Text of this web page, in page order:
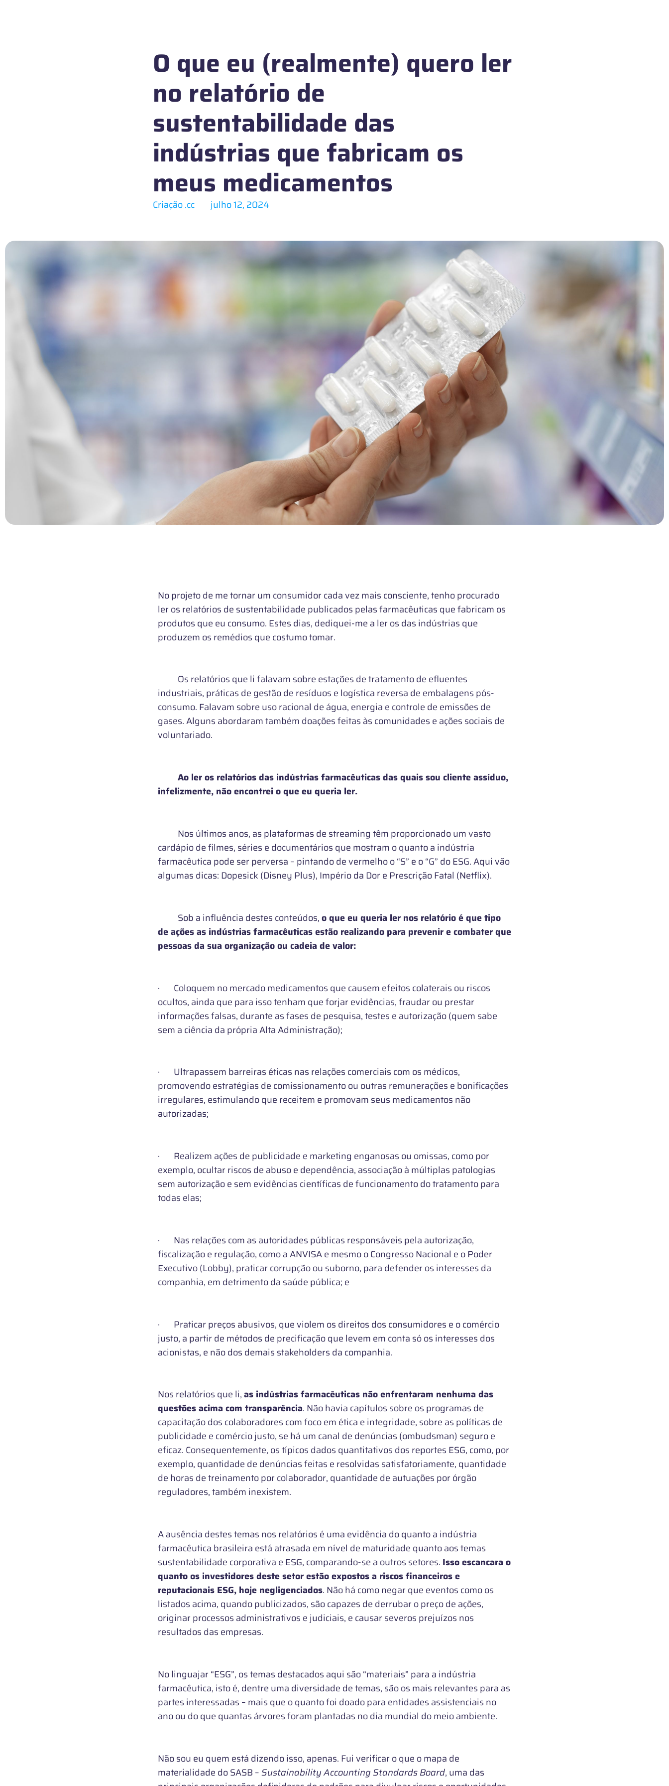
O que eu (realmente) quero ler
no relatório de
sustentabilidade das
indústrias que fabricam os
meus medicamentos
Criação .cc julho 12, 2024
No projeto de me tornar um consumidor cada vez mais consciente, tenho procurado
ler os relatórios de sustentabilidade publicados pelas farmacêuticas que fabricam os
produtos que eu consumo. Estes dias, dediquei-me a ler os das indústrias que
produzem os remédios que costumo tomar.
Os relatórios que li falavam sobre estações de tratamento de efluentes
industriais, práticas de gestão de resíduos e logística reversa de embalagens pós-
consumo. Falavam sobre uso racional de água, energia e controle de emissões de
gases. Alguns abordaram também doações feitas às comunidades e ações sociais de
voluntariado.
Ao ler os relatórios das indústrias farmacêuticas das quais sou cliente assíduo,
infelizmente, não encontrei o que eu queria ler.
Nos últimos anos, as plataformas de streaming têm proporcionado um vasto
cardápio de filmes, séries e documentários que mostram o quanto a indústria
farmacêutica pode ser perversa – pintando de vermelho o “S” e o “G” do ESG. Aqui vão
algumas dicas: Dopesick (Disney Plus), Império da Dor e Prescrição Fatal (Netflix).
Sob a influência destes conteúdos,o que eu queria ler nos relatório é que tipo
de ações as indústrias farmacêuticas estão realizando para prevenir e combater que
pessoas da sua organização ou cadeia de valor:
· Coloquem no mercado medicamentos que causem efeitos colaterais ou riscos
ocultos, ainda que para isso tenham que forjar evidências, fraudar ou prestar
informações falsas, durante as fases de pesquisa, testes e autorização (quem sabe
sem a ciência da própria Alta Administração);
· Ultrapassem barreiras éticas nas relações comerciais com os médicos,
promovendo estratégias de comissionamento ou outras remunerações e bonificações
irregulares, estimulando que receitem e promovam seus medicamentos não
autorizadas;
· Realizem ações de publicidade e marketing enganosas ou omissas, como por
exemplo, ocultar riscos de abuso e dependência, associação à múltiplas patologias
sem autorização e sem evidências científicas de funcionamento do tratamento para
todas elas;
· Nas relações com as autoridades públicas responsáveis pela autorização,
fiscalização e regulação, como a ANVISA e mesmo o Congresso Nacional e o Poder
Executivo (Lobby), praticar corrupção ou suborno, para defender os interesses da
companhia, em detrimento da saúde pública; e
· Praticar preços abusivos, que violem os direitos dos consumidores e o comércio
justo, a partir de métodos de precificação que levem em conta só os interesses dos
acionistas, e não dos demais stakeholders da companhia.
Nos relatórios que li,as indústrias farmacêuticas não enfrentaram nenhuma das
questões acima com transparência. Não havia capítulos sobre os programas de
capacitação dos colaboradores com foco em ética e integridade, sobre as políticas de
publicidade e comércio justo, se há um canal de denúncias (ombudsman) seguro e
eficaz. Consequentemente, os típicos dados quantitativos dos reportes ESG, como, por
exemplo, quantidade de denúncias feitas e resolvidas satisfatoriamente, quantidade
de horas de treinamento por colaborador, quantidade de autuações por órgão
reguladores, também inexistem.
A ausência destes temas nos relatórios é uma evidência do quanto a indústria
farmacêutica brasileira está atrasada em nível de maturidade quanto aos temas
sustentabilidade corporativa e ESG, comparando-se a outros setores. Isso escancara o
quanto os investidores deste setor estão expostos a riscos financeiros e
reputacionais ESG, hoje negligenciados. Não há como negar que eventos como os
listados acima, quando publicizados, são capazes de derrubar o preço de ações,
originar processos administrativos e judiciais, e causar severos prejuízos nos
resultados das empresas.
No linguajar “ESG”, os temas destacados aqui são “materiais” para a indústria
farmacêutica, isto é, dentre uma diversidade de temas, são os mais relevantes para as
partes interessadas – mais que o quanto foi doado para entidades assistenciais no
ano ou do que quantas árvores foram plantadas no dia mundial do meio ambiente.
Não sou eu quem está dizendo isso, apenas. Fui verificar o que o mapa de
materialidade do SASB –Sustainability Accounting Standards Board, uma das